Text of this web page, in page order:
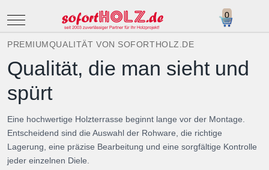
Mobile Menu Toggle
PREMIUMQUALITÄT VON SOFORTHOLZ.DE
Qualität, die man sieht und
spürt
Eine hochwertige Holzterrasse beginnt lange vor der Montage.
Entscheidend sind die Auswahl der Rohware, die richtige
Lagerung, eine präzise Bearbeitung und eine sorgfältige Kontrolle
jeder einzelnen Diele.